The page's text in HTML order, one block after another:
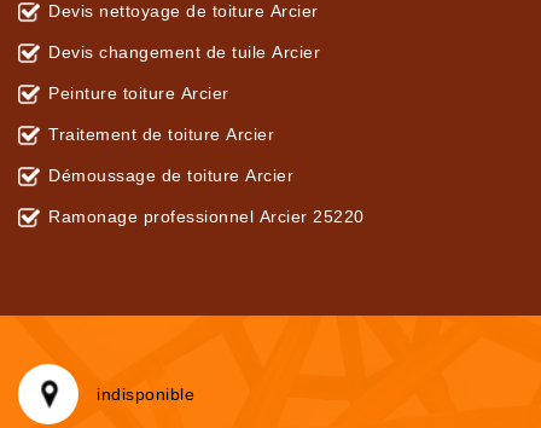
Devis nettoyage de toiture Arcier
Devis changement de tuile Arcier
Peinture toiture Arcier
Traitement de toiture Arcier
Démoussage de toiture Arcier
Ramonage professionnel Arcier 25220
indisponible